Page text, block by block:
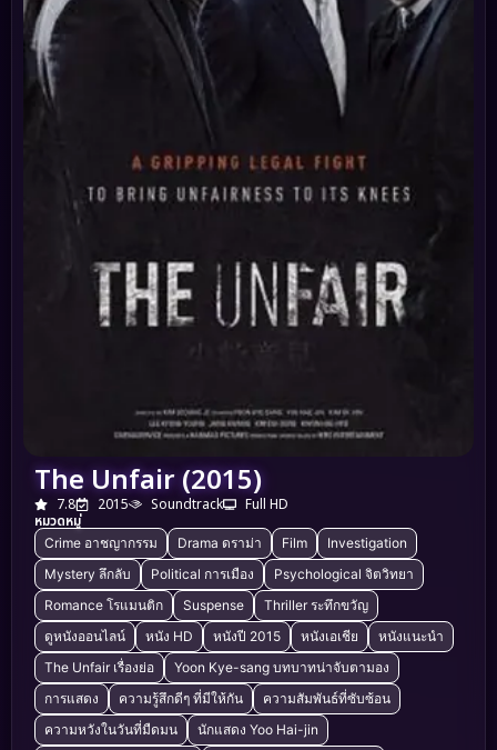
The Unfair (2015)
7.8 2015 Soundtrack
Full HD
หมวดหมู่
Crime อาชญากรรม Drama ดราม่า Film
Investigation
Mystery ลึกลับ
Political การเมือง
Psychological จิตวิทยา
Romance โรแมนติก
Suspense
Thriller ระทึกขวัญ
ดูหนังออนไลน์
หนัง HD หนังปี 2015 หนังเอเชีย
หนังแนะนำ
The Unfair เรื่องย่อ
Yoon Kye-sang บทบาทน่าจับตามอง
การแสดง
ความรู้สึกดีๆ ที่มีให้กัน
ความสัมพันธ์ที่ซับซ้อน
ความหวังในวันที่มืดมน
นักแสดง Yoo Hai-jin